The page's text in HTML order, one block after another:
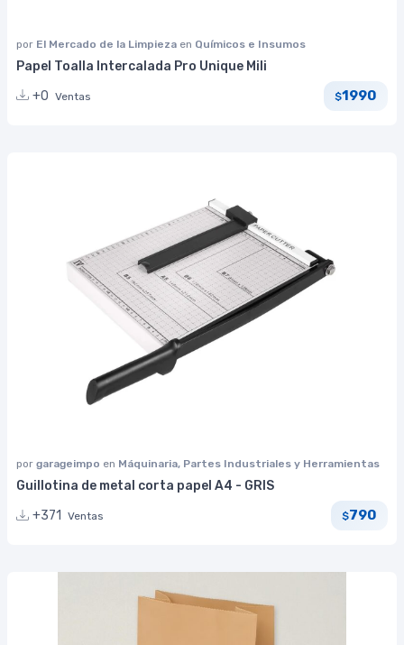
por El Mercado de la Limpieza en Químicos e Insumos
Papel Toalla Intercalada Pro Unique Mili
+0 Ventas $1990
por garageimpo en Máquinaria, Partes Industriales y Herramientas
Guillotina de metal corta papel A4 - GRIS
+371
Ventas $790